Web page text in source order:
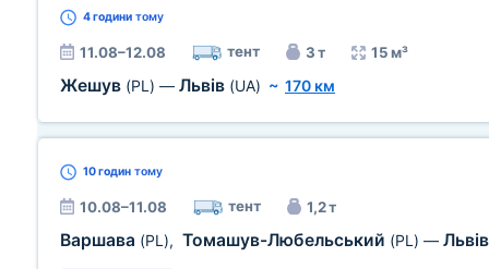
4 години тому
11.08–12.08 тент 3 т 15 м³
Жешув (PL) — Львів (UA) ~ 170 км
10 годин тому
10.08–11.08 тент 1,2 т
Варшава (PL), Томашув-Любельський (PL) —